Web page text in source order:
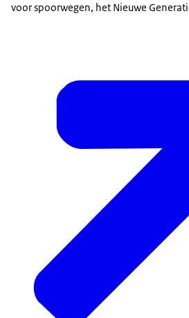
voor spoorwegen, het Nieuwe